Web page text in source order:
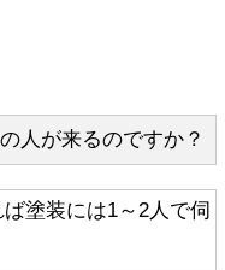
人が来るのですか？
塗装には1～2人で伺